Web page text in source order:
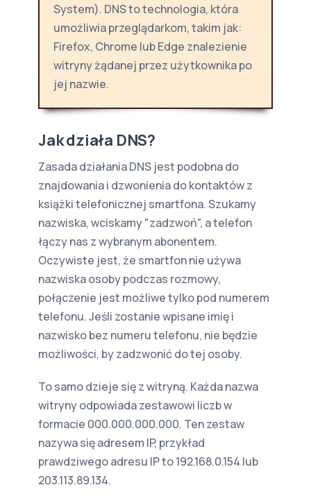
System). DNS to technologia, która
umożliwia przeglądarkom, takim jak:
Firefox, Chrome lub Edge znalezienie
witryny żądanej przez użytkownika po
jej nazwie.
Jak działa DNS?
Zasada działania DNS jest podobna do
znajdowania i dzwonienia do kontaktów z
książki telefonicznej smartfona. Szukamy
nazwiska, wciskamy "zadzwoń", a telefon
łączy nas z wybranym abonentem.
Oczywiste jest, że smartfon nie używa
nazwiska osoby podczas rozmowy,
połączenie jest możliwe tylko pod numerem
telefonu. Jeśli zostanie wpisane imię i
nazwisko bez numeru telefonu, nie będzie
możliwości, by zadzwonić do tej osoby.
To samo dzieje się z witryną. Każda nazwa
witryny odpowiada zestawowi liczb w
formacie 000.000.000.000. Ten zestaw
nazywa się adresem IP, przykład
prawdziwego adresu IP to 192.168.0.154 lub
203.113.89.134.